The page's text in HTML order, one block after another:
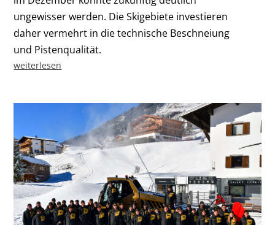
ungewisser werden. Die Skigebiete investieren
daher vermehrt in die technische Beschneiung
und Pistenqualität.
weiterlesen